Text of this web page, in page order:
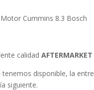
Cummins 8.3 Bosch
calidad
disponible, la
siguiente.